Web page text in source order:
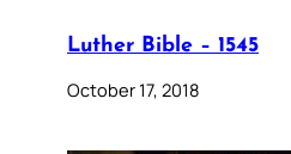
Luther Bible – 1545
October 17, 2018